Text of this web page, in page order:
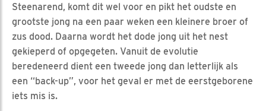
Steenarend, komt dit wel voor en pikt het oudste en
grootste jong na een paar weken een kleinere broer of
zus dood. Daarna wordt het dode jong uit het nest
gekieperd of opgegeten. Vanuit de evolutie
beredeneerd dient een tweede jong dan letterlijk als
een “back-up”, voor het geval er met de eerstgeborene
iets mis is.